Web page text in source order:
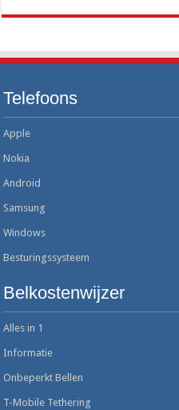
Telefoons
Apple
Nokia
Android
Samsung
Windows
Besturingssysteem
Belkostenwijzer
Alles in 1
Informatie
Onbeperkt Bellen
T-Mobile Tethering